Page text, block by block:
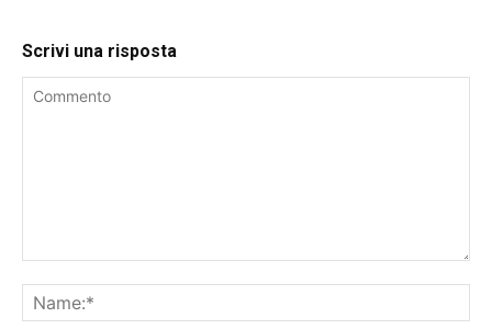
Scrivi una risposta